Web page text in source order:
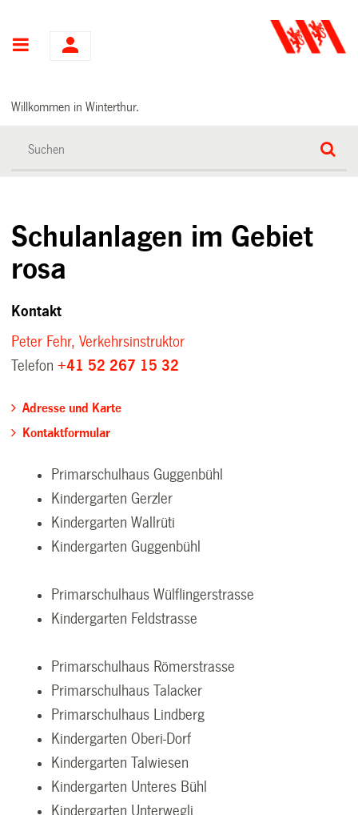
Hauptnavigation
Willkommen in Winterthur.
Schulanlagen im Gebiet
rosa
Kontakt
Peter Fehr, Verkehrsinstruktor
Telefon+41 52 267 15 32
Adresse und Karte
Kontaktformular
Primarschulhaus Guggenbühl
Kindergarten Gerzler
Kindergarten Wallrüti
Kindergarten Guggenbühl
Primarschulhaus Wülflingerstrasse
Kindergarten Feldstrasse
Primarschulhaus Römerstrasse
Primarschulhaus Talacker
Primarschulhaus Lindberg
Kindergarten Oberi-Dorf
Kindergarten Talwiesen
Kindergarten Unteres Bühl
Kindergarten Unterwegli